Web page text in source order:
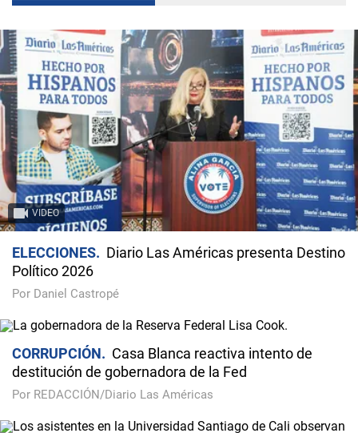
VIDEO
ELECCIONES
Diario Las Américas presenta Destino
Político 2026
Por Daniel Castropé
CORRUPCIÓN
Casa Blanca reactiva intento de
destitución de gobernadora de la Fed
Por REDACCIÓN/Diario Las Américas